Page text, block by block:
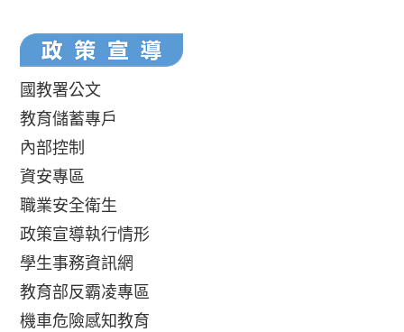
國教署公文
教育儲蓄專戶
內部控制
資安專區
職業安全衛生
政策宣導執行情形
學生事務資訊網
教育部反霸凌專區
機車危險感知教育